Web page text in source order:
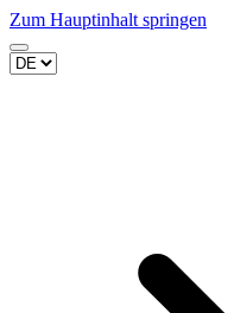
Zum Hauptinhalt springen